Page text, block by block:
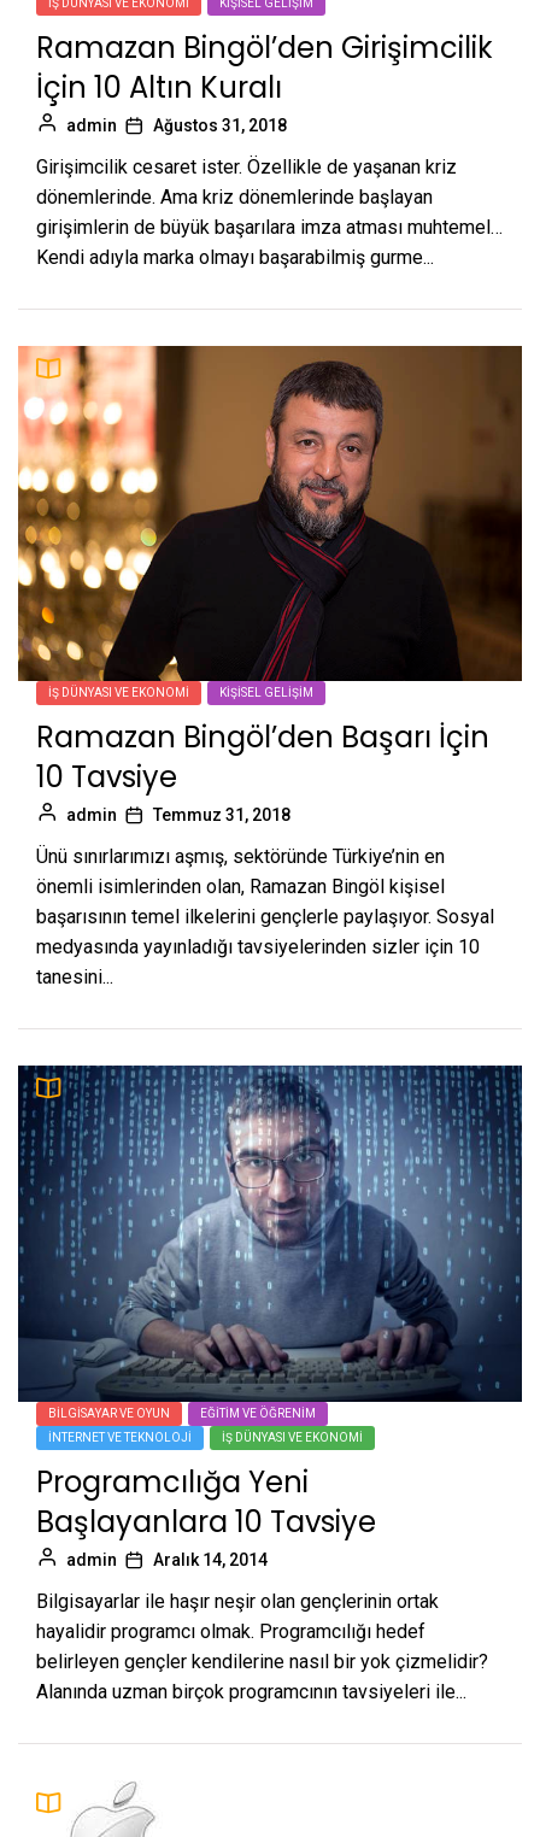
İŞ DÜNYASI VE EKONOMI KIŞISEL GELIŞIM
Ramazan Bingöl’den Girişimcilik
İçin 10 Altın Kuralı
admin Ağustos 31, 2018
Girişimcilik cesaret ister. Özellikle de yaşanan kriz
dönemlerinde. Ama kriz dönemlerinde başlayan
girişimlerin de büyük başarılara imza atması muhtemel…
Kendi adıyla marka olmayı başarabilmiş gurme...
İŞ DÜNYASI VE EKONOMI KIŞISEL GELIŞIM
Ramazan Bingöl’den Başarı İçin
10 Tavsiye
admin Temmuz 31, 2018
Ünü sınırlarımızı aşmış, sektöründe Türkiye’nin en
önemli isimlerinden olan, Ramazan Bingöl kişisel
başarısının temel ilkelerini gençlerle paylaşıyor. Sosyal
medyasında yayınladığı tavsiyelerinden sizler için 10
tanesini...
BILGISAYAR VE OYUN
EĞITIM VE ÖĞRENIM
İNTERNET VE TEKNOLOJI
İŞ DÜNYASI VE EKONOMI
Programcılığa Yeni
Başlayanlara 10 Tavsiye
admin Aralık 14, 2014
Bilgisayarlar ile haşır neşir olan gençlerinin ortak
hayalidir programcı olmak. Programcılığı hedef
belirleyen gençler kendilerine nasıl bir yok çizmelidir?
Alanında uzman birçok programcının tavsiyeleri ile...